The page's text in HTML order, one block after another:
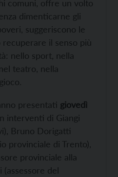
comuni, offre un volto
dimenticarne gli
suggeriscono le
recuperare il senso più
nello sport, nella
teatro, nella
presentati giovedì
interventi di Giangi
Bruno Dorigatti
provinciale di Trento),
provinciale alla
(assessore del